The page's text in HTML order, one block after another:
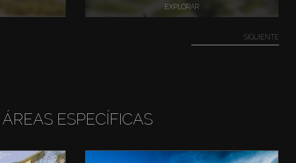
EXPLORAR
SIGUIENTE
ESPECÍFICAS